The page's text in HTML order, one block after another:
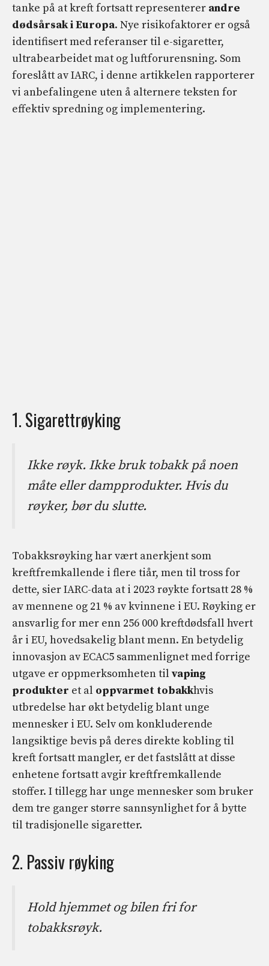
tanke på at kreft fortsatt representerer andre
dødsårsak i Europa. Nye risikofaktorer er også
identifisert med referanser til e-sigaretter,
ultrabearbeidet mat og luftforurensning. Som
foreslått av IARC, i denne artikkelen rapporterer
vi anbefalingene uten å alternere teksten for
effektiv spredning og implementering.
1. Sigarettrøyking
Ikke røyk. Ikke bruk tobakk på noen
måte eller dampprodukter. Hvis du
røyker, bør du slutte.
Tobakksrøyking har vært anerkjent som
kreftfremkallende i flere tiår, men til tross for
dette, sier IARC-data at i 2023 røykte fortsatt 28 %
av mennene og 21 % av kvinnene i EU. Røyking er
ansvarlig for mer enn 256 000 kreftdødsfall hvert
år i EU, hovedsakelig blant menn. En betydelig
innovasjon av ECAC5 sammenlignet med forrige
utgave er oppmerksomheten til vaping
produkter et al oppvarmet tobakkhvis
utbredelse har økt betydelig blant unge
mennesker i EU. Selv om konkluderende
langsiktige bevis på deres direkte kobling til
kreft fortsatt mangler, er det fastslått at disse
enhetene fortsatt avgir kreftfremkallende
stoffer. I tillegg har unge mennesker som bruker
dem tre ganger større sannsynlighet for å bytte
til tradisjonelle sigaretter.
2. Passiv røyking
Hold hjemmet og bilen fri for
tobakksrøyk.